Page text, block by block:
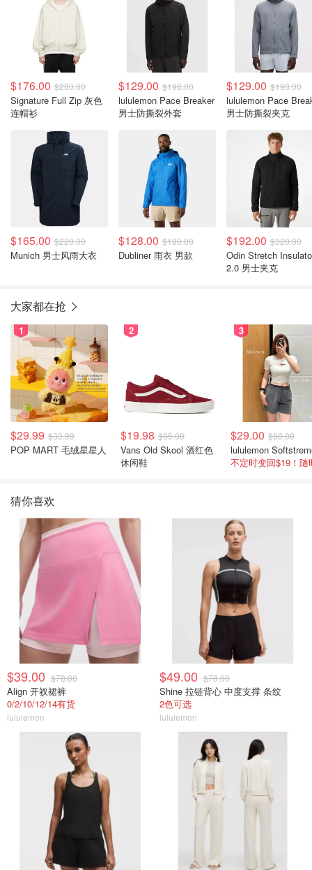
$176.00 $280.00
Signature Full Zip 灰色
连帽衫
$129.00 $198.00
lululemon Pace Breaker
男士防撕裂外套
$129.00 $198.00
lululemon Pace
男士防撕裂夹克
$165.00 $220.00
Munich 男士风雨大衣
$128.00 $180.00
Dubliner 雨衣 男款
$192.00 $320.00
Odin Stretch
2.0 男士夹克
大家都在抢
1
$29.99 $33.99
POP MART 毛绒星星人
2
$19.98 $95.00
Vans Old Skool 酒红色
休闲鞋
3
$29.00 $88.00
猜你喜欢
$39.00 $78.00
Align 开衩裙裤
0/2/10/12/14有货
lululemon
$49.00 $78.00
Shine 拉链背心 中度支撑 条纹
2色可选
lululemon